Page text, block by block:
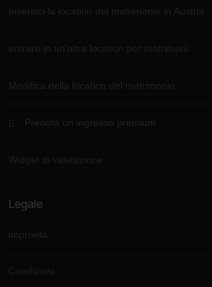
Inserisci la location del matrimonio in Austria
entrare in un'altra location per matrimoni
Modifica della location del matrimonio
Prenota un ingresso premium
Widget di valutazione
Legale
impronta
Condizioni